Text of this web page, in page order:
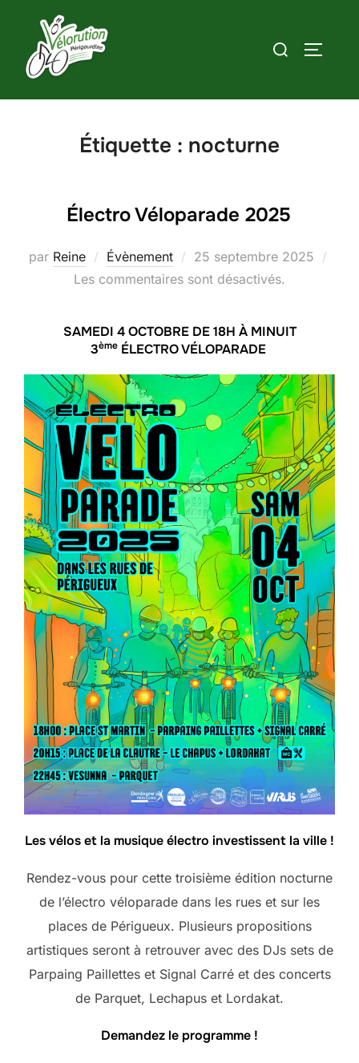
contenu
Rechercher :
Étiquette : nocturne
Électro Véloparade 2025
par Reine Évènement
Publié
le
25 septembre 2025
Les commentaires sont désactivés.
SAMEDI 4 OCTOBRE DE 18H À MINUIT
3èmeÉLECTRO VÉLOPARADE
Les vélos et la musique électro investissent la ville !
Rendez-vous pour cette troisième édition nocturne
de l’électro véloparade dans les rues et sur les
places de Périgueux. Plusieurs propositions
artistiques seront à retrouver avec des DJs sets de
Parpaing Paillettes et Signal Carré et des concerts
de Parquet, Lechapus et Lordakat.
Demandez le programme !